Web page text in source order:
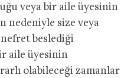
veya bir aile üyesinin
nedeniyle size veya
beslediği
aile üyesinin
olabileceği zamanlar